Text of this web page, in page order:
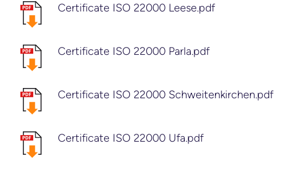
Certificate ISO 22000 Leese.pdf
Certificate ISO 22000 Parla.pdf
Certificate ISO 22000 Schweitenkirchen.pdf
Certificate ISO 22000 Ufa.pdf